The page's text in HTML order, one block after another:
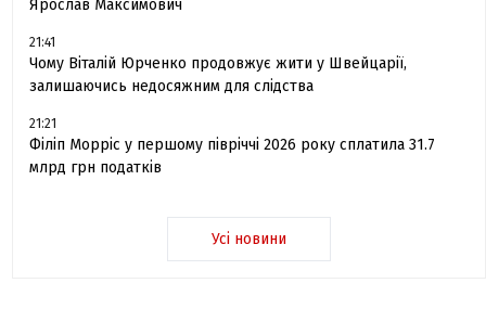
Ярослав Максимович
21:41
Чому Віталій Юрченко продовжує жити у Швейцарії,
залишаючись недосяжним для слідства
21:21
Філіп Морріс у першому півріччі 2026 року сплатила 31.7
млрд грн податків
Усі новини